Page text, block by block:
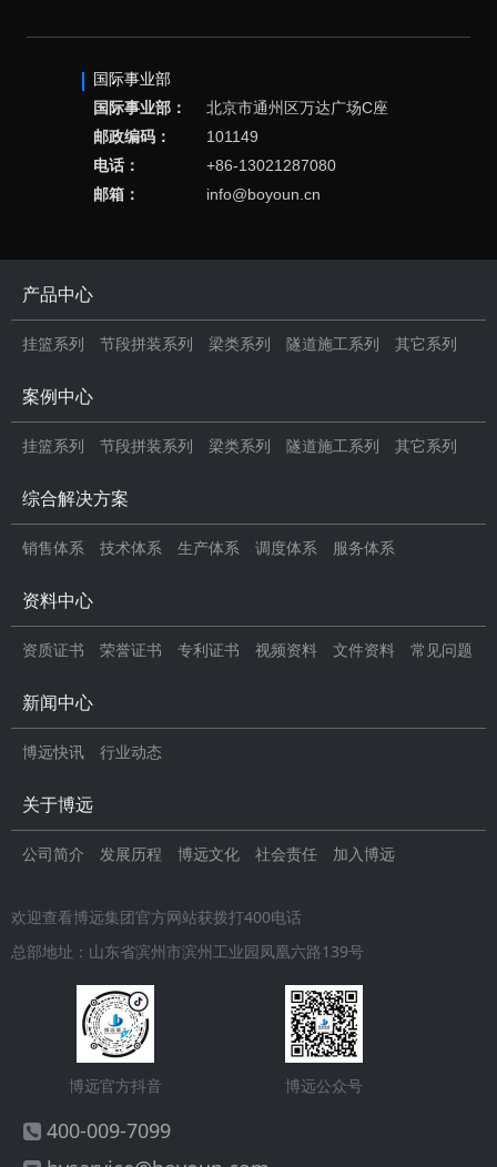
国际事业部
国际事业部：
北京市通州区万达广场C座
邮政编码：
101149
电话：
+86-13021287080
邮箱：
info@boyoun.cn
产品中心
挂篮系列 节段拼装系列 梁类系列 隧道施工系列 其它系列
案例中心
挂篮系列 节段拼装系列 梁类系列 隧道施工系列 其它系列
综合解决方案
销售体系 技术体系 生产体系 调度体系 服务体系
资料中心
资质证书 荣誉证书 专利证书 视频资料 文件资料 常见问题
新闻中心
博远快讯 行业动态
关于博远
公司简介 发展历程 博远文化 社会责任 加入博远
欢迎查看博远集团官方网站获拨打400电话
总部地址：山东省滨州市滨州工业园凤凰六路139号
博远官方抖音 博远公众号
400-009-7099